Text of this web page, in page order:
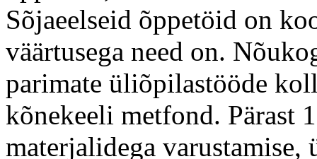
Sõjaeelseid õppetöid on
väärtusega need on.
parimate üliõpilastööde
kõnekeeli metfond. Pärast
materjalidega varustamise,